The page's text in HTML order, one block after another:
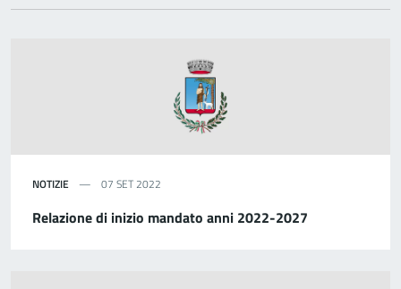
NOTIZIE 07 SET 2022
Relazione di inizio mandato anni 2022-2027